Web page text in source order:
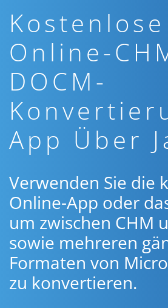
Kostenlose
Online-
DOCM-
App Über
Verwenden Sie die
Online-App oder
um zwischen CHM
sowie mehreren
Formaten von
zu konvertieren.